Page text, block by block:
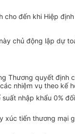
cho đến khi Hiệp
chủ động lập dự
Thương quyết
nhiệm vụ theo
nhập khẩu 0%
tiến thương